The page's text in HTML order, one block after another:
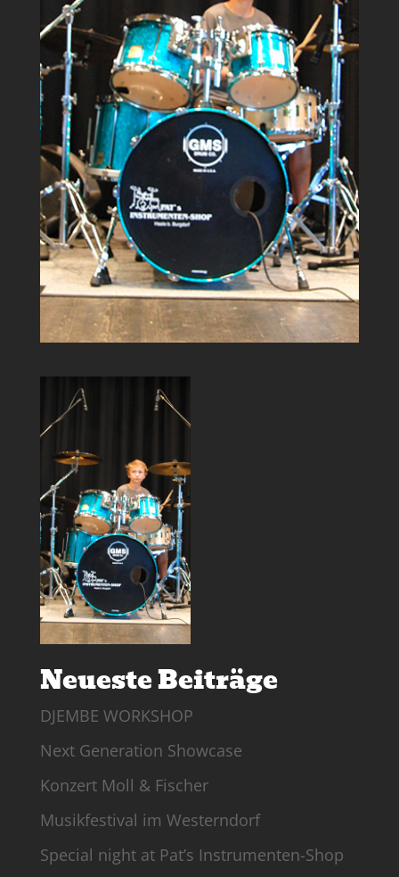
Neueste Beiträge
DJEMBE WORKSHOP
Next Generation Showcase
Konzert Moll & Fischer
Musikfestival im Westerndorf
Special night at Pat’s Instrumenten-Shop